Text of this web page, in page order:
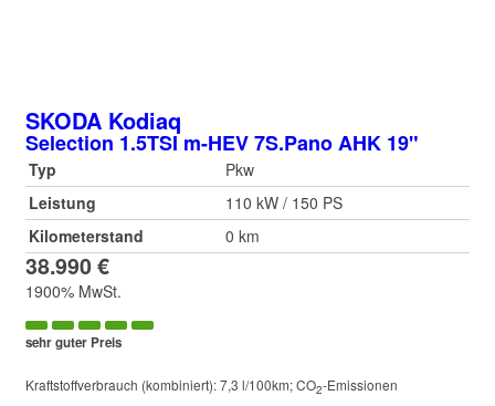
SKODA Kodiaq
Selection 1.5TSI m-HEV 7S.Pano AHK 19"
Typ
Pkw
Leistung
110 kW / 150 PS
Kilometerstand
0 km
38.990 €
1900% MwSt.
sehr guter Preis
Kraftstoffverbrauch (kombiniert):7,3 l/100km;CO2-Emissionen